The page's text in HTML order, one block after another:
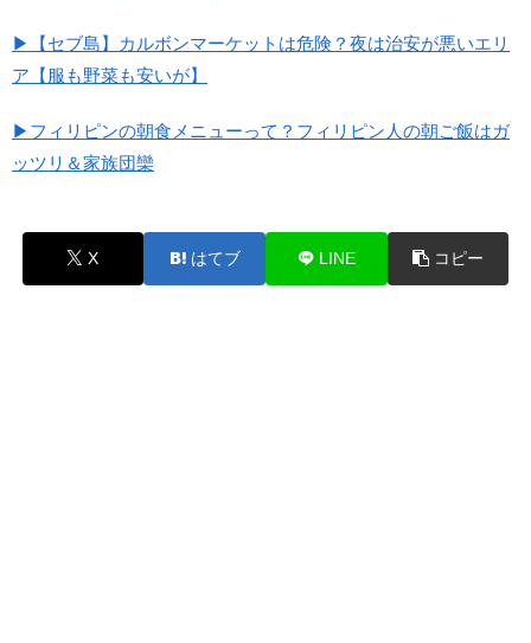
▶【セブ島】カルボンマーケットは危険？夜は治安が悪いエリ
ア【服も野菜も安いが】
▶フィリピンの朝食メニューって？フィリピン人の朝ご飯はガ
ッツリ＆家族団欒
X はてブ LINE コピー